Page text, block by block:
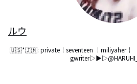
ルウ
🇺🇸*🇯🇲: private￤seventeen ￤miliyaher￤